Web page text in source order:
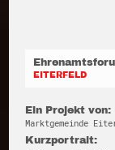
EITERFELD
Ein Projekt von:
Marktgemeinde
Kurzportrait: